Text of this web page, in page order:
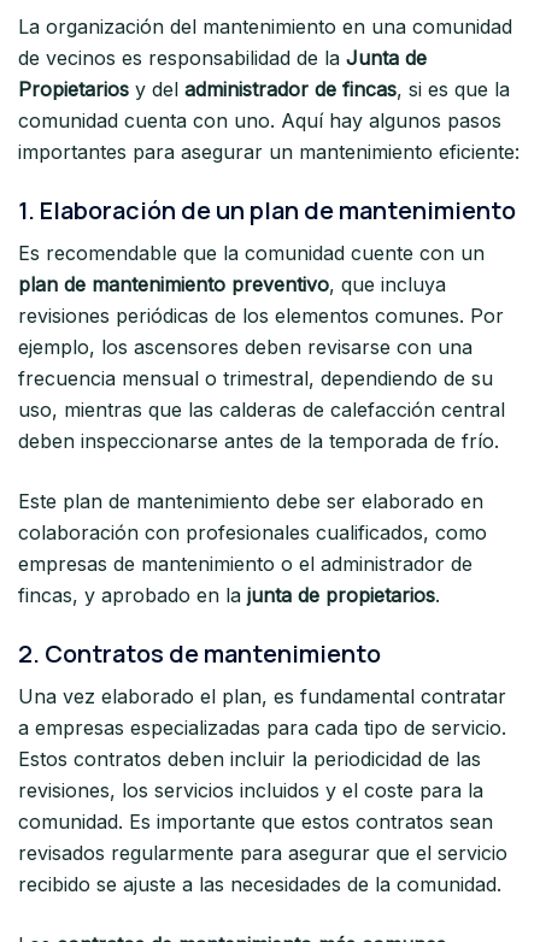
La organización del mantenimiento en una comunidad
de vecinos es responsabilidad de la Junta de
Propietarios y del administrador de fincas, si es que la
comunidad cuenta con uno. Aquí hay algunos pasos
importantes para asegurar un mantenimiento eficiente:
1. Elaboración de un plan de mantenimiento
Es recomendable que la comunidad cuente con un
plan de mantenimiento preventivo, que incluya
revisiones periódicas de los elementos comunes. Por
ejemplo, los ascensores deben revisarse con una
frecuencia mensual o trimestral, dependiendo de su
uso, mientras que las calderas de calefacción central
deben inspeccionarse antes de la temporada de frío.
Este plan de mantenimiento debe ser elaborado en
colaboración con profesionales cualificados, como
empresas de mantenimiento o el administrador de
fincas, y aprobado en la junta de propietarios.
2. Contratos de mantenimiento
Una vez elaborado el plan, es fundamental contratar
a empresas especializadas para cada tipo de servicio.
Estos contratos deben incluir la periodicidad de las
revisiones, los servicios incluidos y el coste para la
comunidad. Es importante que estos contratos sean
revisados regularmente para asegurar que el servicio
recibido se ajuste a las necesidades de la comunidad.